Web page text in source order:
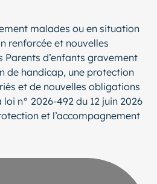
malades ou en situation
renforcée et nouvelles
d’enfants gravement
de handicap, une protection
et de nouvelles obligations
n° 2026-492 du 12 juin 2026
et l’accompagnement